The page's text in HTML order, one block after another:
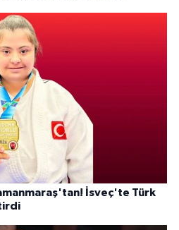
İsveç'te Türk